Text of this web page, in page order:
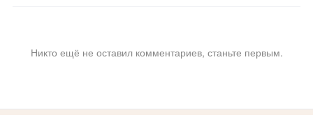
Никто ещё не оставил комментариев, станьте первым.